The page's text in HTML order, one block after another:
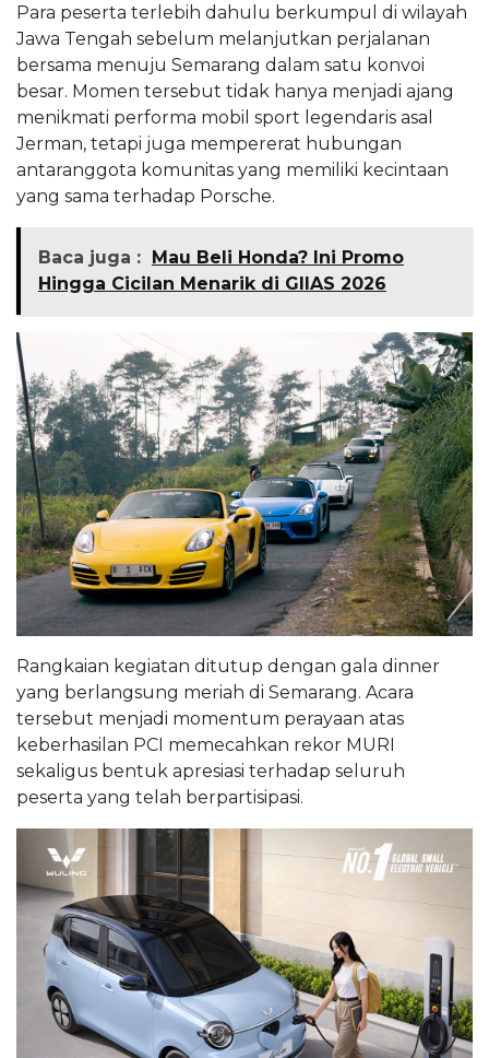
Para peserta terlebih dahulu berkumpul di wilayah
Jawa Tengah sebelum melanjutkan perjalanan
bersama menuju Semarang dalam satu konvoi
besar. Momen tersebut tidak hanya menjadi ajang
menikmati performa mobil sport legendaris asal
Jerman, tetapi juga mempererat hubungan
antaranggota komunitas yang memiliki kecintaan
yang sama terhadap Porsche.
Baca juga : Mau Beli Honda? Ini Promo
Hingga Cicilan Menarik di GIIAS 2026
Rangkaian kegiatan ditutup dengan gala dinner
yang berlangsung meriah di Semarang. Acara
tersebut menjadi momentum perayaan atas
keberhasilan PCI memecahkan rekor MURI
sekaligus bentuk apresiasi terhadap seluruh
peserta yang telah berpartisipasi.